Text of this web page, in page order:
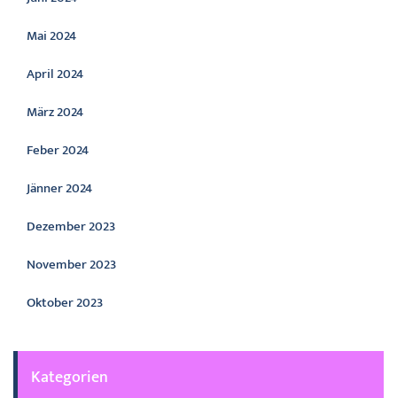
Mai 2024
April 2024
März 2024
Feber 2024
Jänner 2024
Dezember 2023
November 2023
Oktober 2023
Kategorien